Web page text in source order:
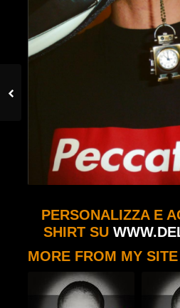
PERSONALIZZA E
SHIRT SU
MORE FROM MY SITE